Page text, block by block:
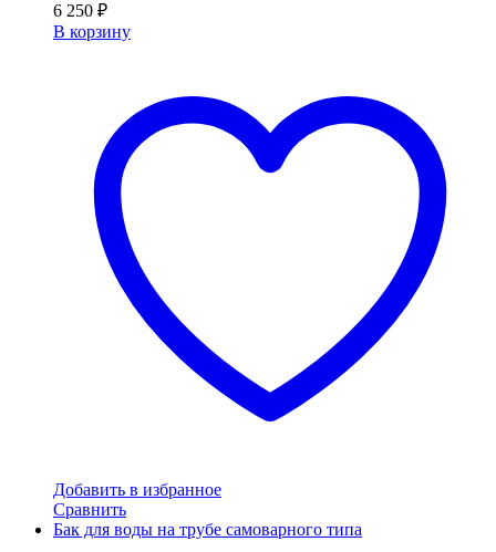
6 250 ₽
В корзину
Добавить в избранное
Сравнить
Бак для воды на трубе самоварного типа